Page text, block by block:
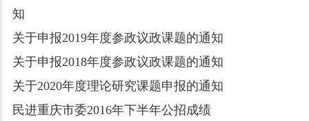
知
关于申报2019年度参政议政课题的通知
关于申报2018年度参政议政课题的通知
关于2020年度理论研究课题申报的通知
民进重庆市委2016年下半年公招成绩